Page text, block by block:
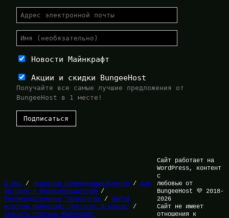
Новости Майнкрафт
Акции и скидки BungeeHost
Получайте все самые лучшие предложения от
BungeeHost в 1 месте!
О Нас / Политика Конфиденциальности / Для
Авторов и Правообладателей /
Рекомендательные Технологии / Найти
игроков Майнкрафт (Каталог Игроков) /
Скачать Плагины Майнкрафт
Сайт работает на
WordPress, контент
с
любовью от
BungeeHost 💜 2018-
2026
Сайт не имеет
отношения к